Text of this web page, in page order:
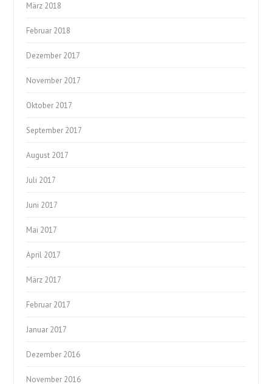
März 2018
Februar 2018
Dezember 2017
November 2017
Oktober 2017
September 2017
August 2017
Juli 2017
Juni 2017
Mai 2017
April 2017
März 2017
Februar 2017
Januar 2017
Dezember 2016
November 2016